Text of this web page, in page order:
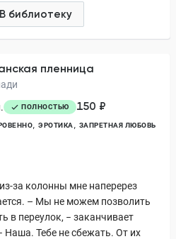
В библиотеку
пленница
ПОЛНОСТЬЮ 150 ₽
ЭРОТИКА ЗАПРЕТНАЯ ЛЮБОВЬ
за колонны мне наперерез
– Мы не можем позволить
в переулок, − заканчивает
Наша. Тебе не сбежать. От их